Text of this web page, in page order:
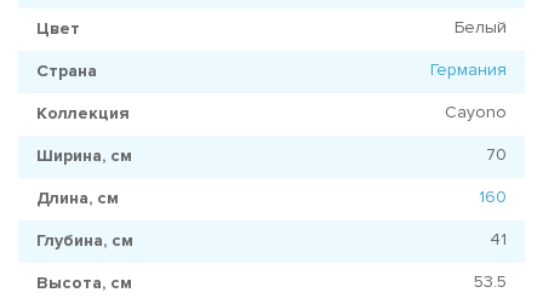
Цвет Белый
Страна Германия
Коллекция Cayono
Ширина, см 70
Длина, см 160
Глубина, см 41
Высота, см 53.5